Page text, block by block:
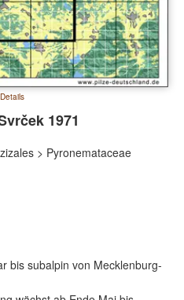
1971
> Pyronemataceae
bis subalpin von Mecklenburg-